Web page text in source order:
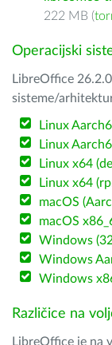
222 MB (
Operacijski
LibreOffice
sisteme/
Linux
Linux
Linux x64
Linux x64
macOS
macOS
Windows
Windows
Windows
Različice na
LibreOffice je na